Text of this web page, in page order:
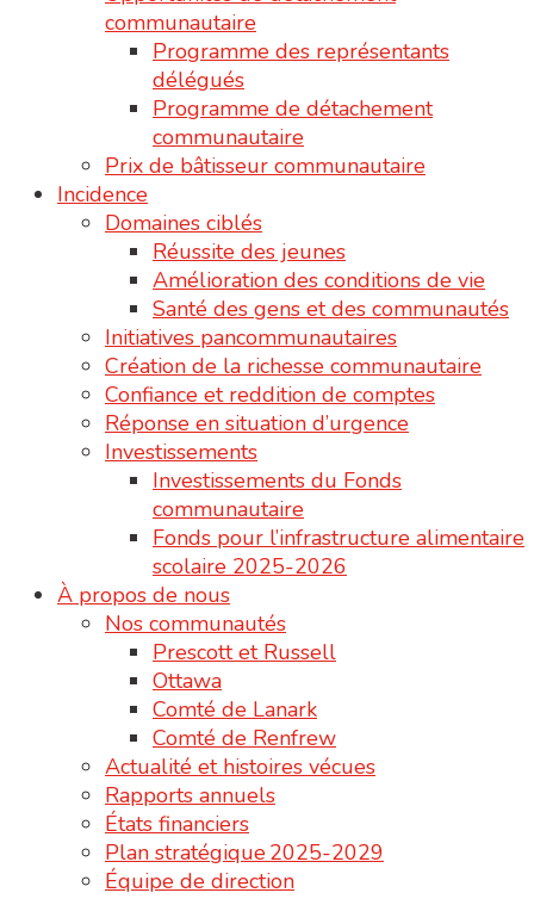
communautaire
Programme des représentants
délégués
Programme de détachement
communautaire
Prix de bâtisseur communautaire
Incidence
Domaines ciblés
Réussite des jeunes
Amélioration des conditions de vie
Santé des gens et des communautés
Initiatives pancommunautaires
Création de la richesse communautaire
Confiance et reddition de comptes
Réponse en situation d’urgence
Investissements
Investissements du Fonds
communautaire
Fonds pour l’infrastructure alimentaire
scolaire 2025-2026
À propos de nous
Nos communautés
Prescott et Russell
Ottawa
Comté de Lanark
Comté de Renfrew
Actualité et histoires vécues
Rapports annuels
États financiers
Plan stratégique 2025-2029
Équipe de direction